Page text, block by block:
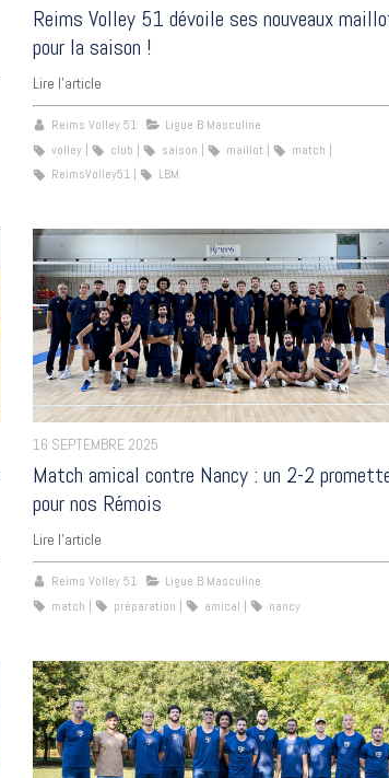
Reims Volley 51 dévoile ses nouveaux
pour la saison !
Lire l'article
Reims Volley 51
Ligue B Masculine
volley
club saison maillot
match
ReimsVolley51
LBM
16 SEPTEMBRE 2025
Match amical contre Nancy : un 2-2
pour nos Rémois
Lire l'article
Reims Volley 51
Ligue B Masculine
match
préparation amical nancy